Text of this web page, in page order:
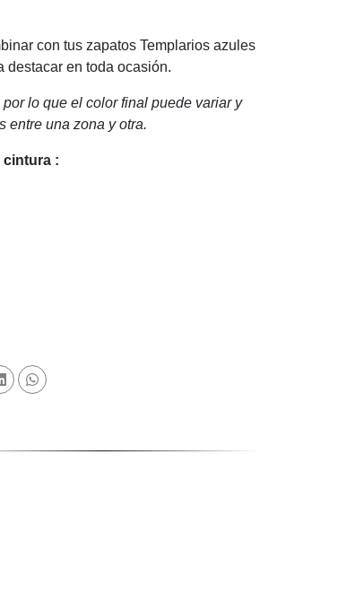
con tus zapatos Templarios azules
destacar en toda ocasión.
lo que el color final puede variar y
entre una zona y otra.
cintura :